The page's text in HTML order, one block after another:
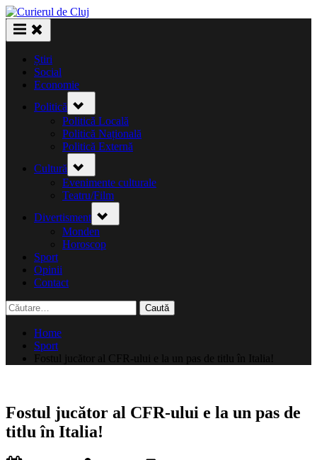
Skip
to
content
Știri
Social
Economie
Politică
sub-
menu
Politică Locală
Politică Națională
Politică Externă
Cultură
sub-
menu
Evenimente culturale
Teatru/Film
Divertisment sub-
menu
Monden
Horoscop
Sport
Opinii
Contact
Caută
după:
Home
Sport
Fostul jucător al CFR-ului e la un pas de titlu în Italia!
Fostul jucător al CFR-ului e la un pas de
titlu în Italia!